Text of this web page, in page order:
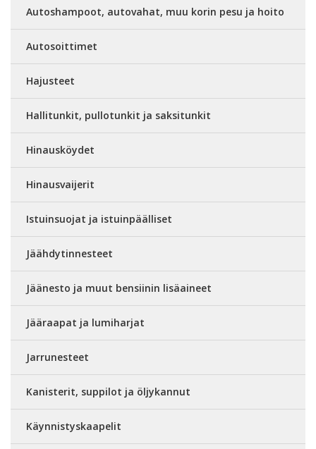
Autoshampoot, autovahat, muu korin pesu ja hoito
Autosoittimet
Hajusteet
Hallitunkit, pullotunkit ja saksitunkit
Hinausköydet
Hinausvaijerit
Istuinsuojat ja istuinpäälliset
Jäähdytinnesteet
Jäänesto ja muut bensiinin lisäaineet
Jääraapat ja lumiharjat
Jarrunesteet
Kanisterit, suppilot ja öljykannut
Käynnistyskaapelit